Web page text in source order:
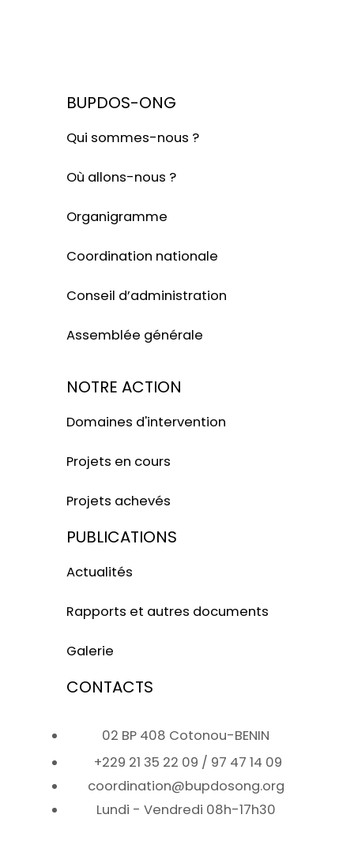
BUPDOS-ONG
Qui sommes-nous ?
Où allons-nous ?
Organigramme
Coordination nationale
Conseil d’administration
Assemblée générale
NOTRE ACTION
Domaines d'intervention
Projets en cours
Projets achevés
PUBLICATIONS
Actualités
Rapports et autres documents
Galerie
CONTACTS
02 BP 408 Cotonou-BENIN
+229 21 35 22 09 / 97 47 14 09
coordination@bupdosong.org
Lundi - Vendredi 08h-17h30